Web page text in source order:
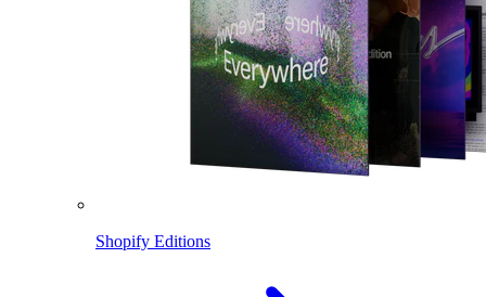
Shopify Editions